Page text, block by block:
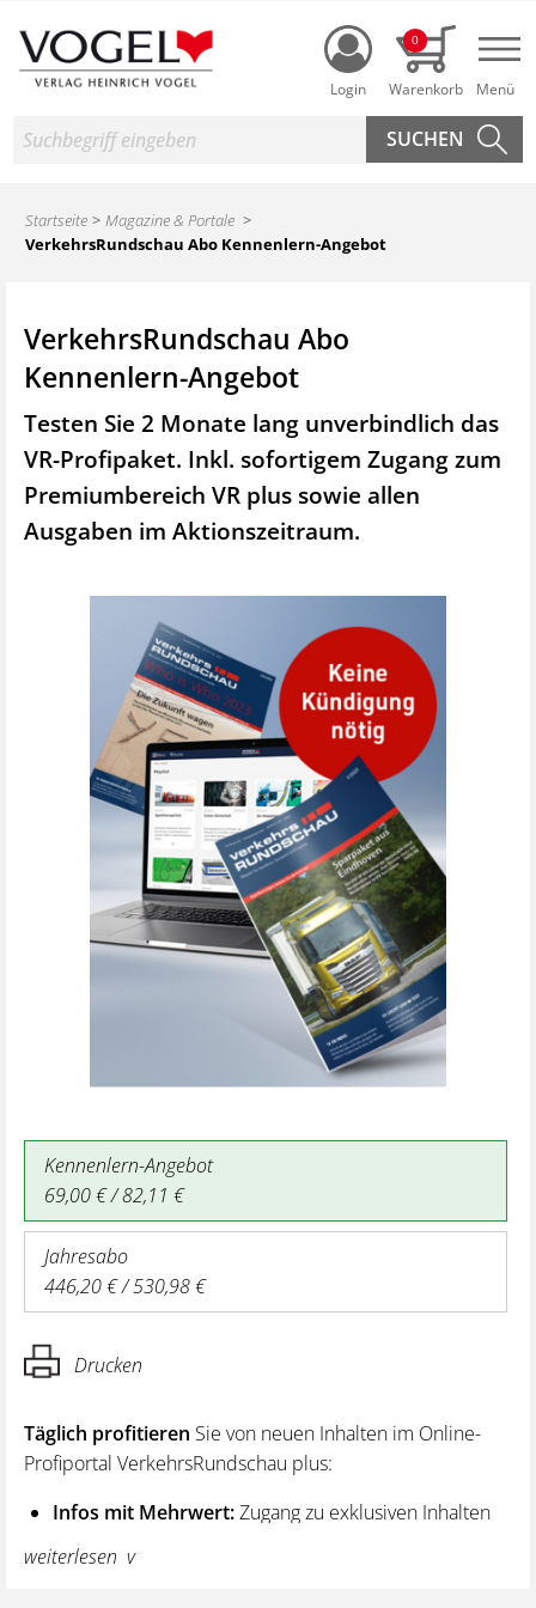
Login
0
Suche
Startseite
Magazine & Portale
VerkehrsRundschau Abo Kennenlern-Angebot
VerkehrsRundschau Abo
Kennenlern-Angebot
Testen Sie 2 Monate lang unverbindlich das
VR-Profipaket. Inkl. sofortigem Zugang zum
Premiumbereich VR plus sowie allen
Ausgaben im Aktionszeitraum.
Kennenlern-Angebot
69,00 € / 82,11 €
Jahresabo
446,20 € / 530,98 €
Drucken
Täglich profitieren Sie von neuen Inhalten im Online-
Profiportal VerkehrsRundschau plus:
Infos mit Mehrwert:Zugang zu exklusiven Inhalten
und Hintergrundwissen – von aktuellen Regelungen
wie z. B. bei den Lenk- und Ruhezeiten,
weiterlesen